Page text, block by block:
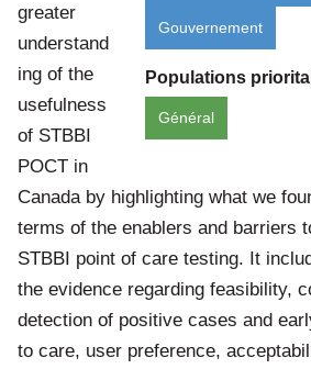
Gouvernement
Populations
Général
greater
understand
ing of the
usefulness
of STBBI
POCT in
Canada by highlighting what we
terms of the enablers and barriers
STBBI point of care testing. It
the evidence regarding feasibility,
detection of positive cases and
to care, user preference,